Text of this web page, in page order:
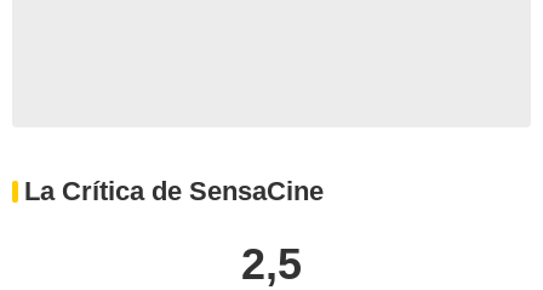
La Crítica de SensaCine
2,5